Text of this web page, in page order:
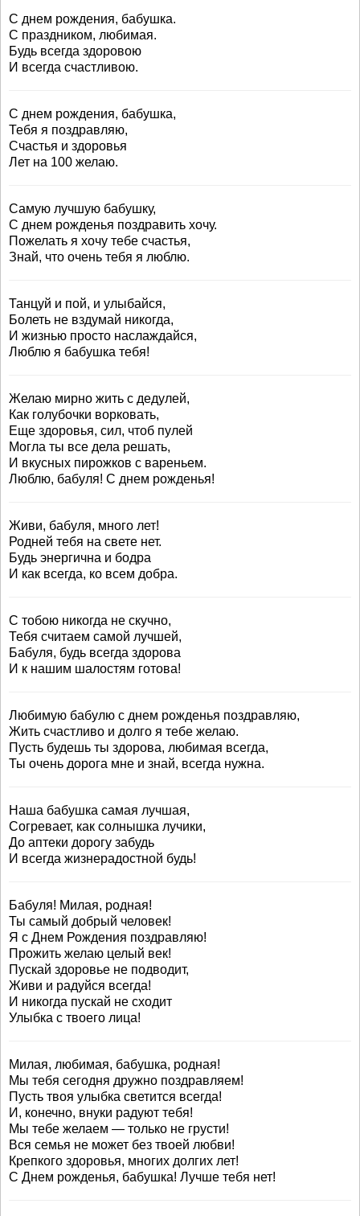
С днем рождения, бабушка.
С праздником, любимая.
Будь всегда здоровою
И всегда счастливою.
С днем рождения, бабушка,
Тебя я поздравляю,
Счастья и здоровья
Лет на 100 желаю.
Самую лучшую бабушку,
С днем рожденья поздравить хочу.
Пожелать я хочу тебе счастья,
Знай, что очень тебя я люблю.
Танцуй и пой, и улыбайся,
Болеть не вздумай никогда,
И жизнью просто наслаждайся,
Люблю я бабушка тебя!
Желаю мирно жить с дедулей,
Как голубочки ворковать,
Еще здоровья, сил, чтоб пулей
Могла ты все дела решать,
И вкусных пирожков с вареньем.
Люблю, бабуля! С днем рожденья!
Живи, бабуля, много лет!
Родней тебя на свете нет.
Будь энергична и бодра
И как всегда, ко всем добра.
С тобою никогда не скучно,
Тебя считаем самой лучшей,
Бабуля, будь всегда здорова
И к нашим шалостям готова!
Любимую бабулю с днем рожденья поздравляю,
Жить счастливо и долго я тебе желаю.
Пусть будешь ты здорова, любимая всегда,
Ты очень дорога мне и знай, всегда нужна.
Наша бабушка самая лучшая,
Согревает, как солнышка лучики,
До аптеки дорогу забудь
И всегда жизнерадостной будь!
Бабуля! Милая, родная!
Ты самый добрый человек!
Я с Днем Рождения поздравляю!
Прожить желаю целый век!
Пускай здоровье не подводит,
Живи и радуйся всегда!
И никогда пускай не сходит
Улыбка с твоего лица!
Милая, любимая, бабушка, родная!
Мы тебя сегодня дружно поздравляем!
Пусть твоя улыбка светится всегда!
И, конечно, внуки радуют тебя!
Мы тебе желаем — только не грусти!
Вся семья не может без твоей любви!
Крепкого здоровья, многих долгих лет!
С Днем рожденья, бабушка! Лучше тебя нет!